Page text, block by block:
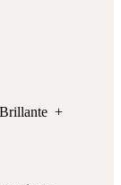
Brillante +